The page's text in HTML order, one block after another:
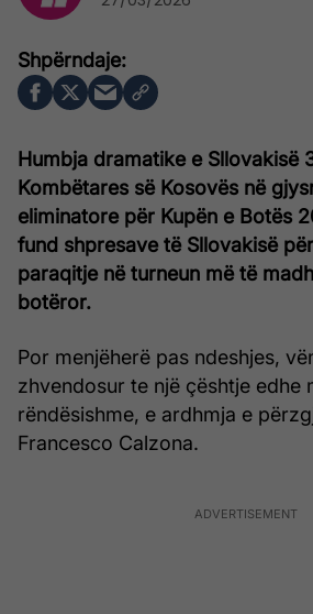
Humbja dramatike e Sllovakisë
Kombëtares së Kosovës në
eliminatore për Kupën e Botës
fund shpresave të Sllovakisë
paraqitje në turneun më të
botëror.
Por menjëherë pas ndeshjes,
zhvendosur te një çështje edhe
rëndësishme, e ardhmja e
Francesco Calzona.